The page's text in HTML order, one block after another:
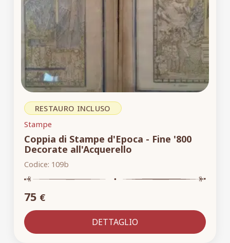
RESTAURO INCLUSO
Stampe
Coppia di Stampe d'Epoca - Fine '800
Decorate all'Acquerello
Codice: 109b
75 €
DETTAGLIO